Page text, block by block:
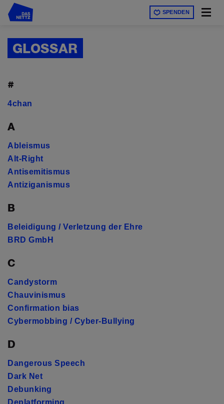
Direkt
zum
SPENDEN
GLOSSAR
#
4chan
A
Ableismus
Alt-Right
Antisemitismus
Antiziganismus
B
Beleidigung / Verletzung der Ehre
BRD GmbH
C
Candystorm
Chauvinismus
Confirmation bias
Cybermobbing / Cyber-Bullying
D
Dangerous Speech
Dark Net
Debunking